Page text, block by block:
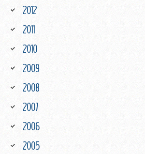
2012
2011
2010
2009
2008
2007
2006
2005